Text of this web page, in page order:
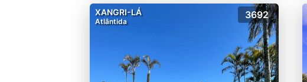
XANGRI-LÁ
Atlântida
3692